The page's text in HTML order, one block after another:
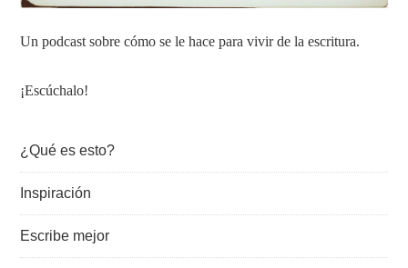
Un podcast sobre cómo se le hace para vivir de la escritura.
¡Escúchalo!
¿Qué es esto?
Inspiración
Escribe mejor